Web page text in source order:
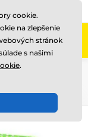
+421220255160
cookie.
na zlepšenie
stránok
s našimi
.